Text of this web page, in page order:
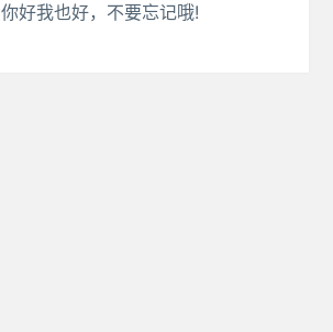
你好我也好，不要忘记哦!